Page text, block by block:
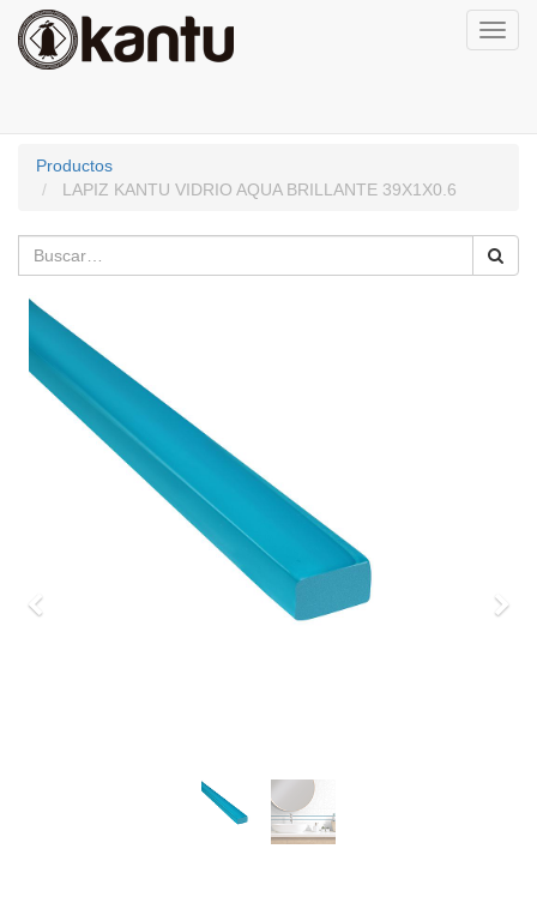
Productos
LAPIZ KANTU VIDRIO AQUA BRILLANTE 39X1X0.6